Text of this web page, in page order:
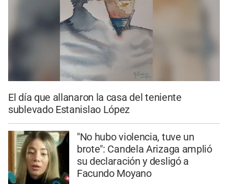
El día que allanaron la casa del teniente
sublevado Estanislao López
"No hubo violencia, tuve un
brote": Candela Arizaga amplió
su declaración y desligó a
Facundo Moyano